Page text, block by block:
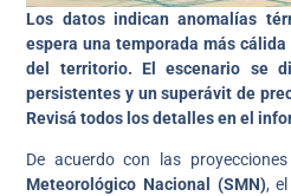
Los datos indican anomalías
espera una temporada más
del territorio.
El escenario se
persistentes y un superávit de
Revisá todos los detalles en el
De acuerdo con las
Meteorológico Nacional (SMN),